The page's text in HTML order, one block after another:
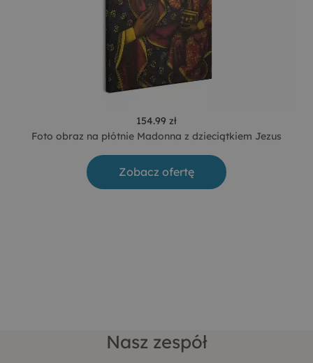
154.99 zł
Foto obraz na płótnie Madonna z dzieciątkiem Jezus
Zobacz ofertę
Nasz zespół